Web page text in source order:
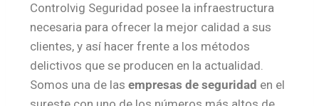
Controlvig Seguridad posee la infraestructura
necesaria para ofrecer la mejor calidad a sus
clientes, y así hacer frente a los métodos
delictivos que se producen en la actualidad.
Somos una de las empresas de seguridad en el